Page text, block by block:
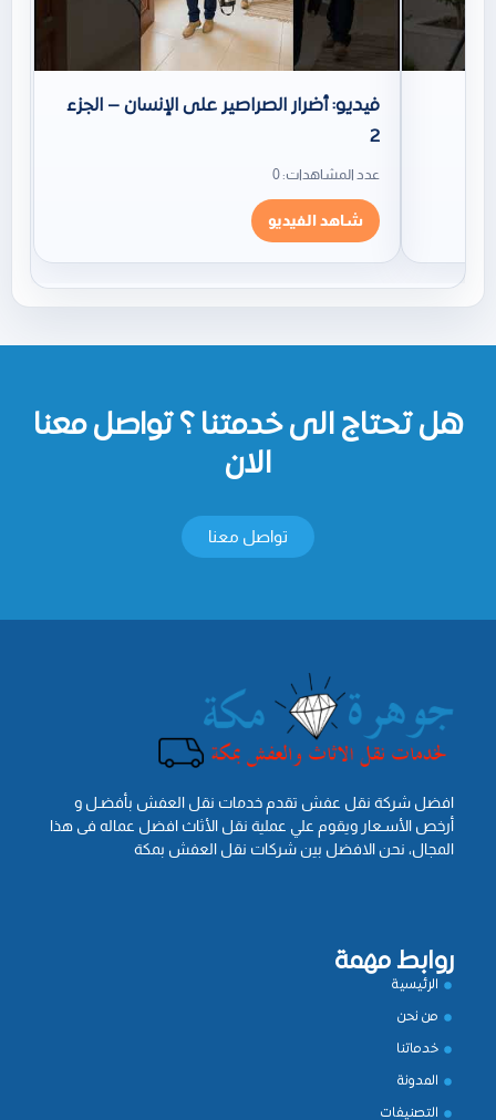
فيديو: أضرار الصراصير على الإنسان – الجزء
2
عدد المشاهدات: 0
شاهد الفيديو
هل تحتاج الى خدمتنا ؟ تواصل معنا
الان
تواصل معنا
افضل شركة نقل عفش تقدم خدمات نقل العفش بأفضـل و
أرخص الأسـعار ويقوم علي عملية نقل الأثاث افضل عماله فى هذا
المجال، نحن الافضل بين شركات نقل العفش بمكة
روابط مهمة
الرئيسية
من نحن
خدماتنا
المدونة
التصنيفات